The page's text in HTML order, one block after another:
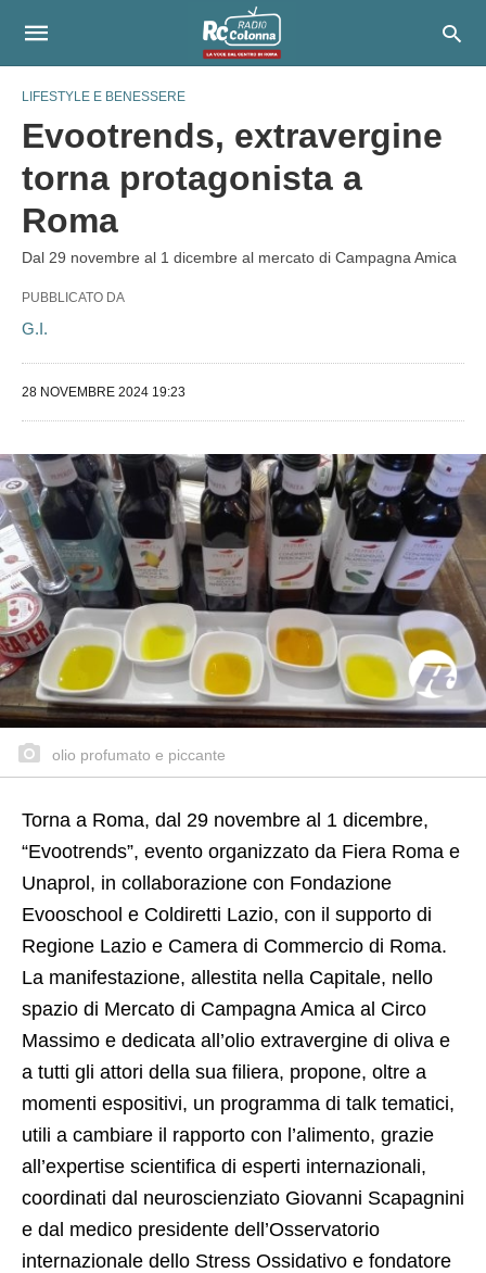
LIFESTYLE E BENESSERE
Evootrends, extravergine
torna protagonista a
Roma
Dal 29 novembre al 1 dicembre al mercato di Campagna Amica
PUBBLICATO DA
G.I.
28 NOVEMBRE 2024 19:23
olio profumato e piccante
Torna a Roma, dal 29 novembre al 1 dicembre,
“Evootrends”, evento organizzato da Fiera Roma e
Unaprol, in collaborazione con Fondazione
Evooschool e Coldiretti Lazio, con il supporto di
Regione Lazio e Camera di Commercio di Roma.
La manifestazione, allestita nella Capitale, nello
spazio di Mercato di Campagna Amica al Circo
Massimo e dedicata all’olio extravergine di oliva e
a tutti gli attori della sua filiera, propone, oltre a
momenti espositivi, un programma di talk tematici,
utili a cambiare il rapporto con l’alimento, grazie
all’expertise scientifica di esperti internazionali,
coordinati dal neuroscienziato Giovanni Scapagnini
e dal medico presidente dell’Osservatorio
internazionale dello Stress Ossidativo e fondatore